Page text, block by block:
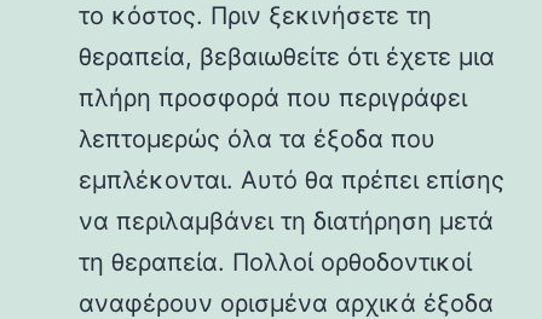
το κόστος. Πριν ξεκινήσετε τη
θεραπεία, βεβαιωθείτε ότι έχετε μια
πλήρη προσφορά που περιγράφει
λεπτομερώς όλα τα έξοδα που
εμπλέκονται. Αυτό θα πρέπει επίσης
να περιλαμβάνει τη διατήρηση μετά
τη θεραπεία. Πολλοί ορθοδοντικοί
αναφέρουν ορισμένα αρχικά έξοδα